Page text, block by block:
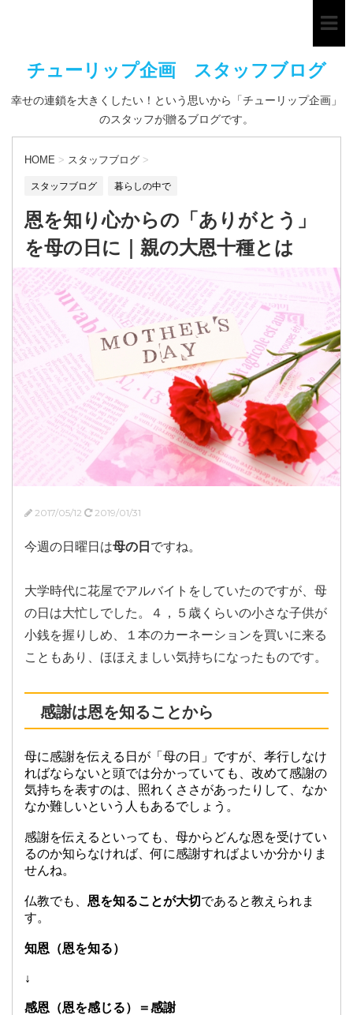
チューリップ企画 スタッフブログ
幸せの連鎖を大きくしたい！という思いから「チューリップ企画」
のスタッフが贈るブログです。
HOME > スタッフブログ >
スタッフブログ 暮らしの中で
恩を知り心からの「ありがとう」
を母の日に｜親の大恩十種とは
2017/05/12 2019/01/31
今週の日曜日は母の日 ですね。
大学時代に花屋でアルバイトをしていたのですが、母
の日は大忙しでした。４，５歳くらいの小さな子供が
小銭を握りしめ、１本のカーネーションを買いに来る
こともあり、ほほえましい気持ちになったものです。
感謝は恩を知ることから
母に感謝を伝える日が「母の日」ですが、孝行しなけ
ればならないと頭では分かっていても、改めて感謝の
気持ちを表すのは、照れくささがあったりして、なか
なか難しいという人もあるでしょう。
感謝を伝えるといっても、母からどんな恩を受けてい
るのか知らなければ、何に感謝すればよいか分かりま
せんね。
仏教でも、 恩を知ることが大切であると教えられま
す。
知恩（恩を知る）
↓
感恩（恩を感じる）＝感謝